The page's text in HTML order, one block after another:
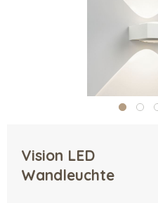
Vision LED
Wandleuchte